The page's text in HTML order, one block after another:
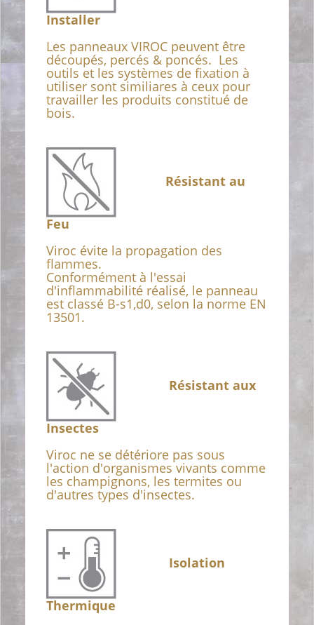
Installer
Les panneaux VIROC peuvent être
découpés, percés & poncés. Les
outils et les systèmes de fixation à
utiliser sont similiares à ceux pour
travailler les produits constitué de
bois.
Résistant au
Feu
Viroc évite la propagation des
flammes.
Conformément à l'essai
d'inflammabilité réalisé, le panneau
est classé B-s1,d0, selon la norme EN
13501.
Résistant aux
Insectes
Viroc ne se détériore pas sous
l'action d'organismes vivants comme
les champignons, les termites ou
d'autres types d'insectes.
Isolation
Thermique